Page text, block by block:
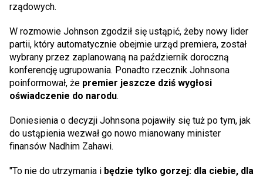
rządowych.
W rozmowie Johnson zgodził się ustąpić, żeby nowy lider
partii, który automatycznie obejmie urząd premiera, został
wybrany przez zaplanowaną na październik doroczną
konferencję ugrupowania. Ponadto rzecznik Johnsona
poinformował, że premier jeszcze dziś wygłosi
oświadczenie do narodu.
Doniesienia o decyzji Johnsona pojawiły się tuż po tym, jak
do ustąpienia wezwał go nowo mianowany minister
finansów Nadhim Zahawi.
"To nie do utrzymania i będzie tylko gorzej: dla ciebie, dla